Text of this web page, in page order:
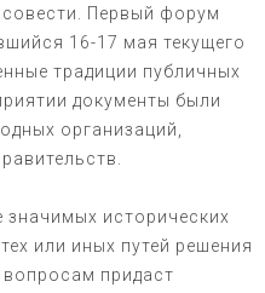
Первый форум
16-17 мая текущего
традиции публичных
документы были
организаций,
значимых исторических
или иных путей решения
придаст